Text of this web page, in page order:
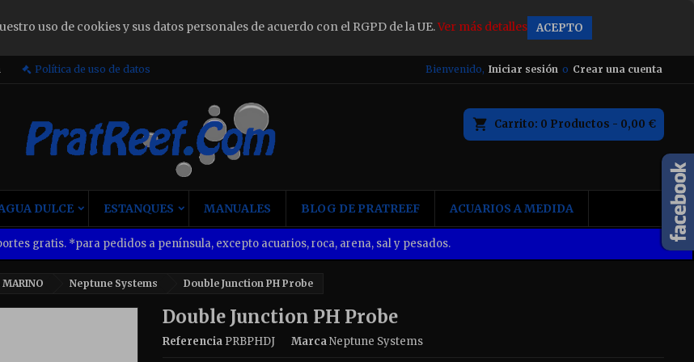
uso de cookies y sus datos personales de acuerdo con el RGPD de la UE.Ver más detalles ACEPTO
Política de uso de datos Bienvenido, Iniciar sesión o Crear una cuenta
Carrito 0 Productos - 0,00 €
DULCE ESTANQUES MANUALES BLOG DE PRATREEF ACUARIOS A MEDIDA
gratis. *para pedidos a península, excepto acuarios, roca, arena, sal y pesados.
MARINO Neptune Systems Double Junction PH Probe
Double Junction PH Probe
Referencia PRBPHDJ MarcaNeptune Systems
×